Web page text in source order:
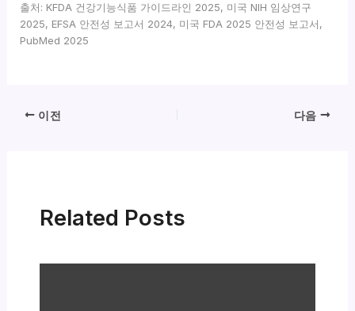
출처: KFDA 건강기능식품 가이드라인 2025, 미국 NIH 임상연구
2025, EFSA 안전성 보고서 2024, 미국 FDA 2025 안전성 보고서,
PubMed 2025
이전 다음
Related Posts